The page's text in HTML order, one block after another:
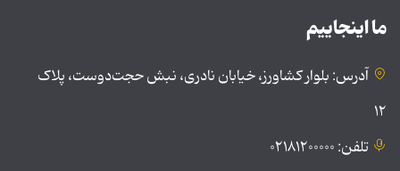
ما اینجاییم
آدرس: بلوار کشاورز، خیابان نادری، نبش حجت‌دوست، پلاک
۱۲
تلفن: ۰۲۱۸۱۲۰۰۰۰۰